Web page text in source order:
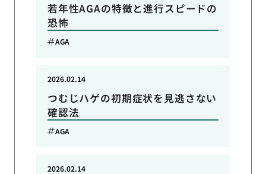
若年性AGAの特徴と進行スピードの
恐怖
AGA
つむじハゲの初期症状を見逃さない
確認法
2026.02.14
AGA
2026.02.14